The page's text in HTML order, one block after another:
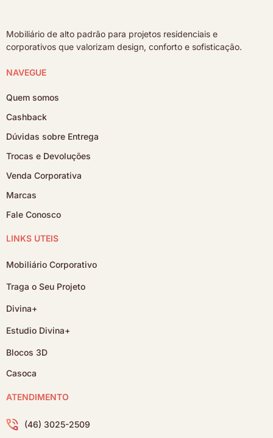
Mobiliário de alto padrão para projetos residenciais e
corporativos que valorizam design, conforto e sofisticação.
NAVEGUE
Quem somos
Cashback
Dúvidas sobre Entrega
Trocas e Devoluções
Venda Corporativa
Marcas
Fale Conosco
LINKS ÚTEIS
Mobiliário Corporativo
Traga o Seu Projeto
Divina+
Estudio Divina+
Blocos 3D
Casoca
ATENDIMENTO
(46) 3025-2509